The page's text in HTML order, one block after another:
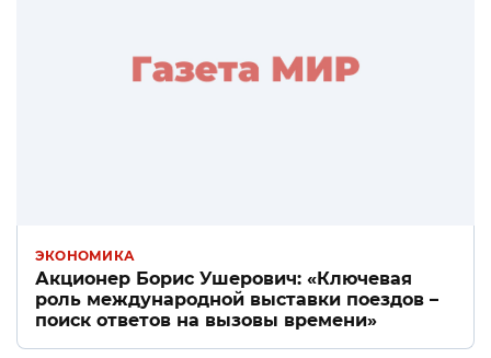
ЭКОНОМИКА
Акционер Борис Ушерович: «Ключевая
роль международной выставки поездов –
поиск ответов на вызовы времени»